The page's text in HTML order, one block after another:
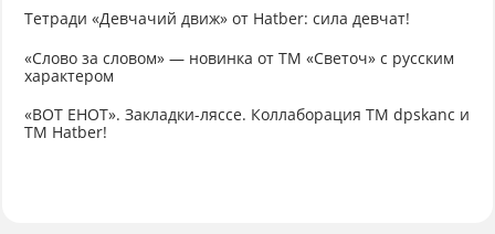
Тетради «Девчачий движ» от Hatber: сила девчат!
«Слово за словом» — новинка от ТМ «Светоч» с русским
характером
«ВОТ ЕНОТ». Закладки-ляссе. Коллаборация TM dpskanc и
ТМ Hatber!